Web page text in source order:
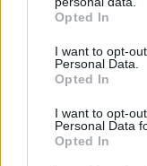
grant or deny
use your data for
consent section.
Opted In
I want to opt-
Personal Data.
Opted In
I want to opt-
Personal Data
Opted In
Thema Insights
και τον Κόσμο, τη
Protothema.gr